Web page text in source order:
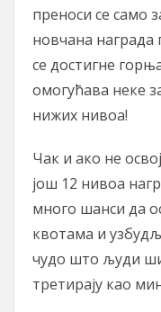
преноси се само
новчана награда
се достигне
омогућава неке
нижих нивоа!
Чак и ако не
још 12 нивоа
много шанси да
квотама и
чудо што људи
третирају као